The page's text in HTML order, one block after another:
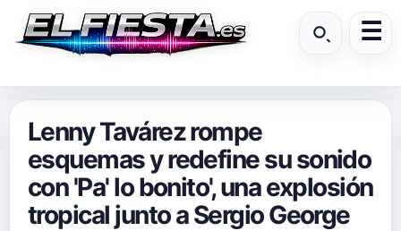
Lenny Tavárez rompe
esquemas y redefine su sonido
con 'Pa' lo bonito', una explosión
tropical junto a Sergio George